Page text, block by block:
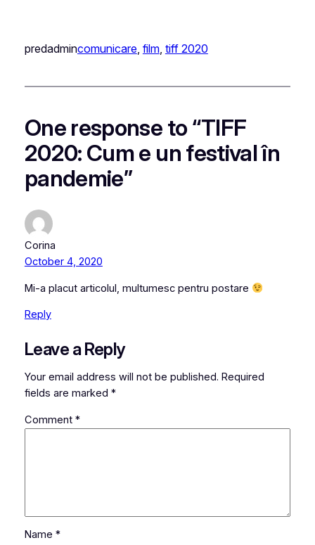
predadmincomunicare, film, tiff 2020
One response to “TIFF
2020: Cum e un festival în
pandemie”
Corina
October 4, 2020
Mi-a placut articolul, multumesc pentru postare
Reply
Leave a Reply
Your email address will not be published. Required
fields are marked *
Comment *
Name *